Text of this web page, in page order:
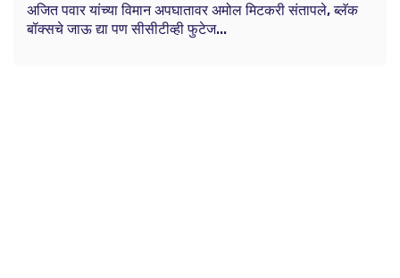
अजित पवार यांच्या विमान अपघातावर अमोल मिटकरी संतापले, ब्लॅक
बॉक्सचे जाऊ द्या पण सीसीटीव्ही फुटेज...